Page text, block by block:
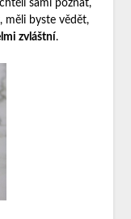
sami poznat,
měli byste vědět,
zvláštní.